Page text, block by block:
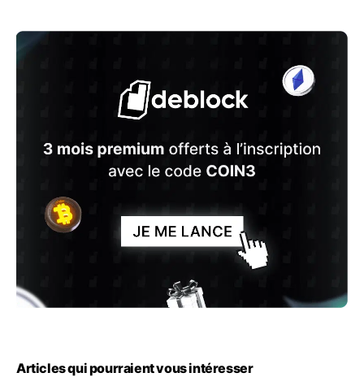
Articles qui pourraient vous intéresser